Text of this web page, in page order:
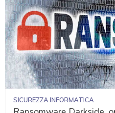
SICUREZZA INFORMATICA